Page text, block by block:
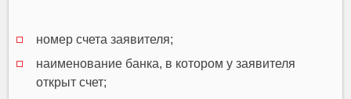
номер счета заявителя;
наименование банка, в котором у заявителя
открыт счет;